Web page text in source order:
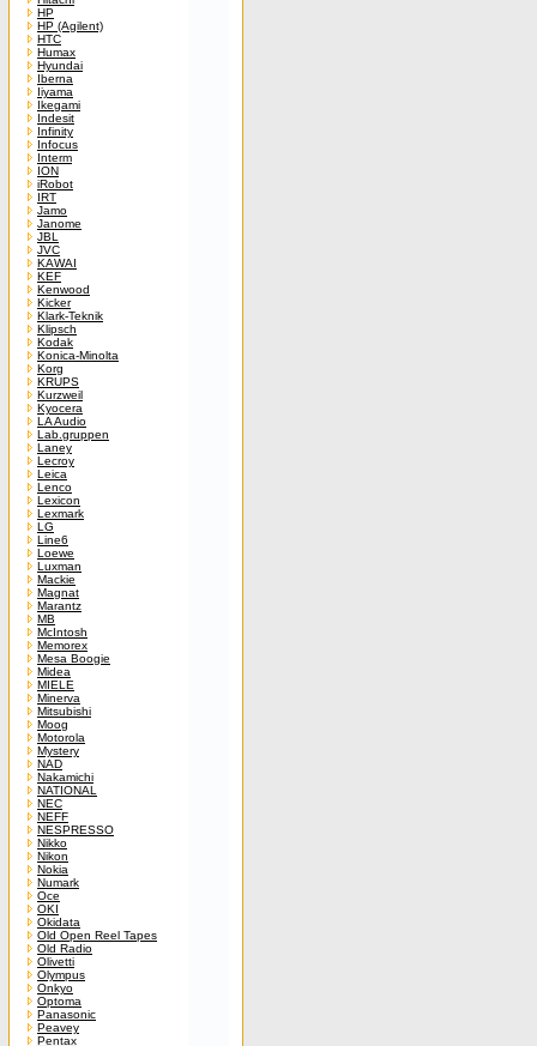
HP
HP (Agilent)
HTC
Humax
Hyundai
Iberna
Iiyama
Ikegami
Indesit
Infinity
Infocus
Interm
ION
iRobot
IRT
Jamo
Janome
JBL
JVC
KAWAI
KEF
Kenwood
Kicker
Klark-Teknik
Klipsch
Kodak
Konica-Minolta
Korg
KRUPS
Kurzweil
Kyocera
LA Audio
Lab.gruppen
Laney
Lecroy
Leica
Lenco
Lexicon
Lexmark
LG
Line6
Loewe
Luxman
Mackie
Magnat
Marantz
MB
McIntosh
Memorex
Mesa Boogie
Midea
MIELE
Minerva
Mitsubishi
Moog
Motorola
Mystery
NAD
Nakamichi
NATIONAL
NEC
NEFF
NESPRESSO
Nikko
Nikon
Nokia
Numark
Oce
OKI
Okidata
Old Open Reel Tapes
Old Radio
Olivetti
Olympus
Onkyo
Optoma
Panasonic
Peavey
Pentax